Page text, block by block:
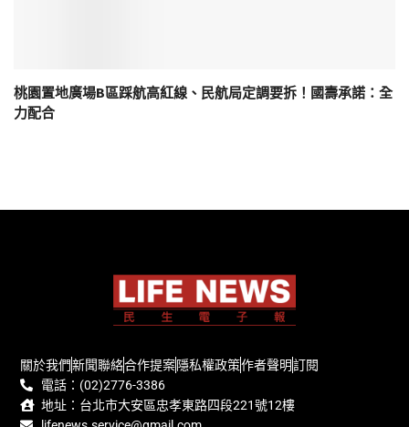
桃園置地廣場B區踩航高紅線、民航局定調要拆！國壽承諾：全
力配合
關於我們新聞聯絡合作提案隱私權政策作者聲明訂閱
電話：(02)2776-3386
地址：台北市大安區忠孝東路四段221號12樓